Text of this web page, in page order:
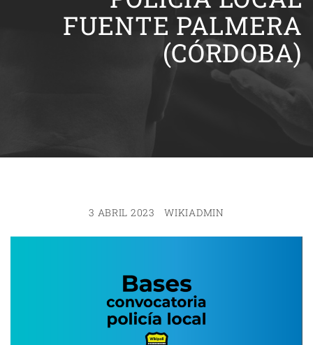
FUENTE PALMERA
(CÓRDOBA)
3 ABRIL 2023 WIKIADMIN